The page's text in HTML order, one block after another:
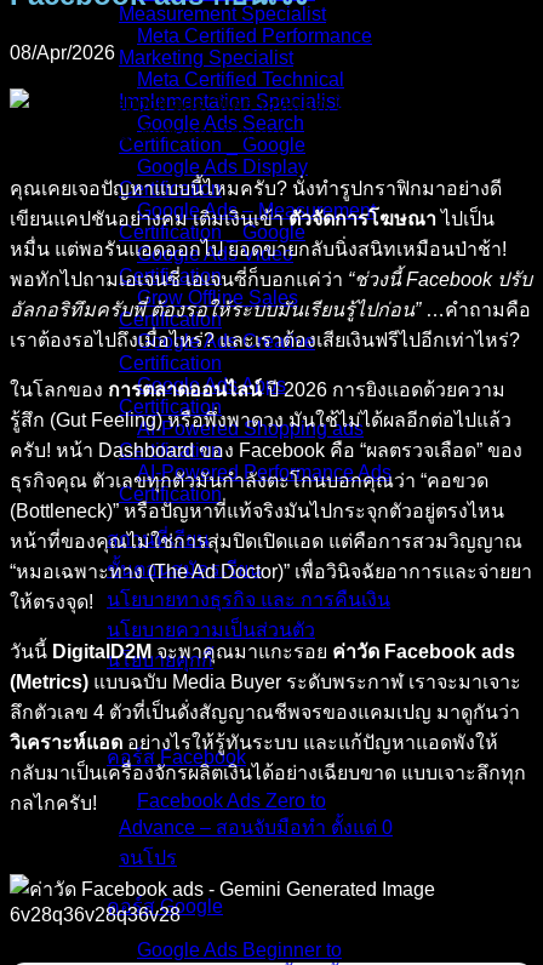
Measurement Specialist
Meta Certified Performance
Marketing Specialist
Meta Certified Technical
Implementation Specialist
Google Ads Search
Certification _ Google
Google Ads Display
Certification
Google Ads – Measurement
Certification _ Google
Google Ads Video
Certification
Grow Offline Sales
Certification
Google Ads Creative
Certification
Google Ads Apps
Certification
AI-Powered Shopping ads
Certification
AI-Powered Performance Ads
Certification
สถานที่เรียน
ขั้นตอนสมัครเรียน
นโยบายทางธุรกิจ และ การคืนเงิน
นโยบายความเป็นส่วนตัว
นโยบายคุกกี้
คอร์สทั้งหมด
คอร์ส Facebook
Facebook Ads Zero to
Advance – สอนจับมือทำ ตั้งแต่ 0
จนโปร
คอร์ส Google
Google Ads Beginner to
08/Apr/2026
คุณเคยเจอปัญหาแบบนี้ไหมครับ? นั่งทำรูปกราฟิกมาอย่างดี
เขียนแคปชันอย่างคม เติมเงินเข้าตัวจัดการโฆษณาไปเป็น
หมื่น แต่พอรันแอดออกไป ยอดขายกลับนิ่งสนิทเหมือนป่าช้า!
พอทักไปถามเอเจนซี่ เอเจนซี่ก็บอกแค่ว่า “ช่วงนี้ Facebook ปรับ
อัลกอริทึมครับพี่ ต้องรอให้ระบบมันเรียนรู้ไปก่อน”…คำถามคือ
เราต้องรอไปถึงเมื่อไหร่? และเราต้องเสียเงินฟรีไปอีกเท่าไหร่?
ในโลกของ การตลาดออนไลน์ปี 2026 การยิงแอดด้วยความ
รู้สึก (Gut Feeling) หรือพึ่งพาดวง มันใช้ไม่ได้ผลอีกต่อไปแล้ว
ครับ! หน้า Dashboard ของ Facebook คือ “ผลตรวจเลือด” ของ
ธุรกิจคุณ ตัวเลขทุกตัวมันกำลังตะโกนบอกคุณว่า “คอขวด
(Bottleneck)” หรือปัญหาที่แท้จริงมันไปกระจุกตัวอยู่ตรงไหน
หน้าที่ของคุณไม่ใช่การสุ่มปิดเปิดแอด แต่คือการสวมวิญญาณ
“หมอเฉพาะทาง (The Ad Doctor)” เพื่อวินิจฉัยอาการและจ่ายยา
ให้ตรงจุด!
วันนี้ DigitalD2Mจะพาคุณมาแกะรอย ค่าวัด Facebook ads
(Metrics) แบบฉบับ Media Buyer ระดับพระกาฬ เราจะมาเจาะ
ลึกตัวเลข 4 ตัวที่เป็นดั่งสัญญาณชีพจรของแคมเปญ มาดูกันว่า
วิเคราะห์แอด อย่างไรให้รู้ทันระบบ และแก้ปัญหาแอดพังให้
กลับมาเป็นเครื่องจักรผลิตเงินได้อย่างเฉียบขาด แบบเจาะลึกทุก
กลไกครับ!